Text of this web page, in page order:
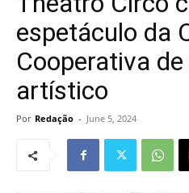
espetáculo da
Cooperativa
artístico
Por Redação - June 5, 2024